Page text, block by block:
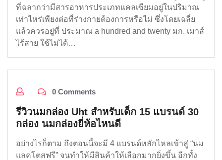
ที่ฉลากว่ามีสารอาหารประเภทแคลเซียมอยู่ในปริมาณ
เท่าไหร่เพียงต่อที่ร่างกายต้องการหรือไม่ ซึ่งโดยเฉลี่ย
แล้วควรอยู่ที่ ประมาณ a hundred and twenty มก. เมาส์
ไร้สาย ใช้ไม่ได้…
0 Comments
รีวิวนมกล่อง Uht สำหรับเด็ก 15 แบรนด์ 30
กล่อง นมกล่องยี่ห้อไหนดี
อย่างไรก็ตาม ถึงตอนนี้จะมี 4 แบรนด์หลักไหลเข้าสู่ “นม
แลคโตสฟรี” จนทำให้มีสินค้าให้เลือกมากยิ่งขึ้น อีกทั้ง